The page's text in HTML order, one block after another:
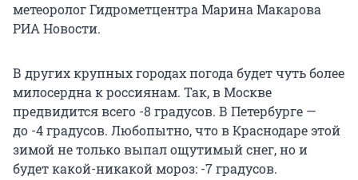
метеоролог Гидрометцентра Марина Макарова
РИА Новости.
В других крупных городах погода будет чуть более
милосердна к россиянам. Так, в Москве
предвидится всего -8 градусов. В Петербурге —
до -4 градусов. Любопытно, что в Краснодаре этой
зимой не только выпал ощутимый снег, но и
будет какой-никакой мороз: -7 градусов.